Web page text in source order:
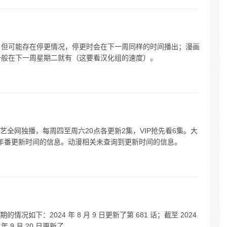
可能存在停更情况，停更时会在下一周同样的时间播出；漫画
在下一周星期二就有（这要看汉化组的速度）。
全网独播，每周四至周六20点各更新2集，VIP抢先看6集。大
更新时间的信息。动漫相关未查询到更新时间的信息。
的情况如下：2024 年 8 月 9 日更新了第 681 话；截至 2024